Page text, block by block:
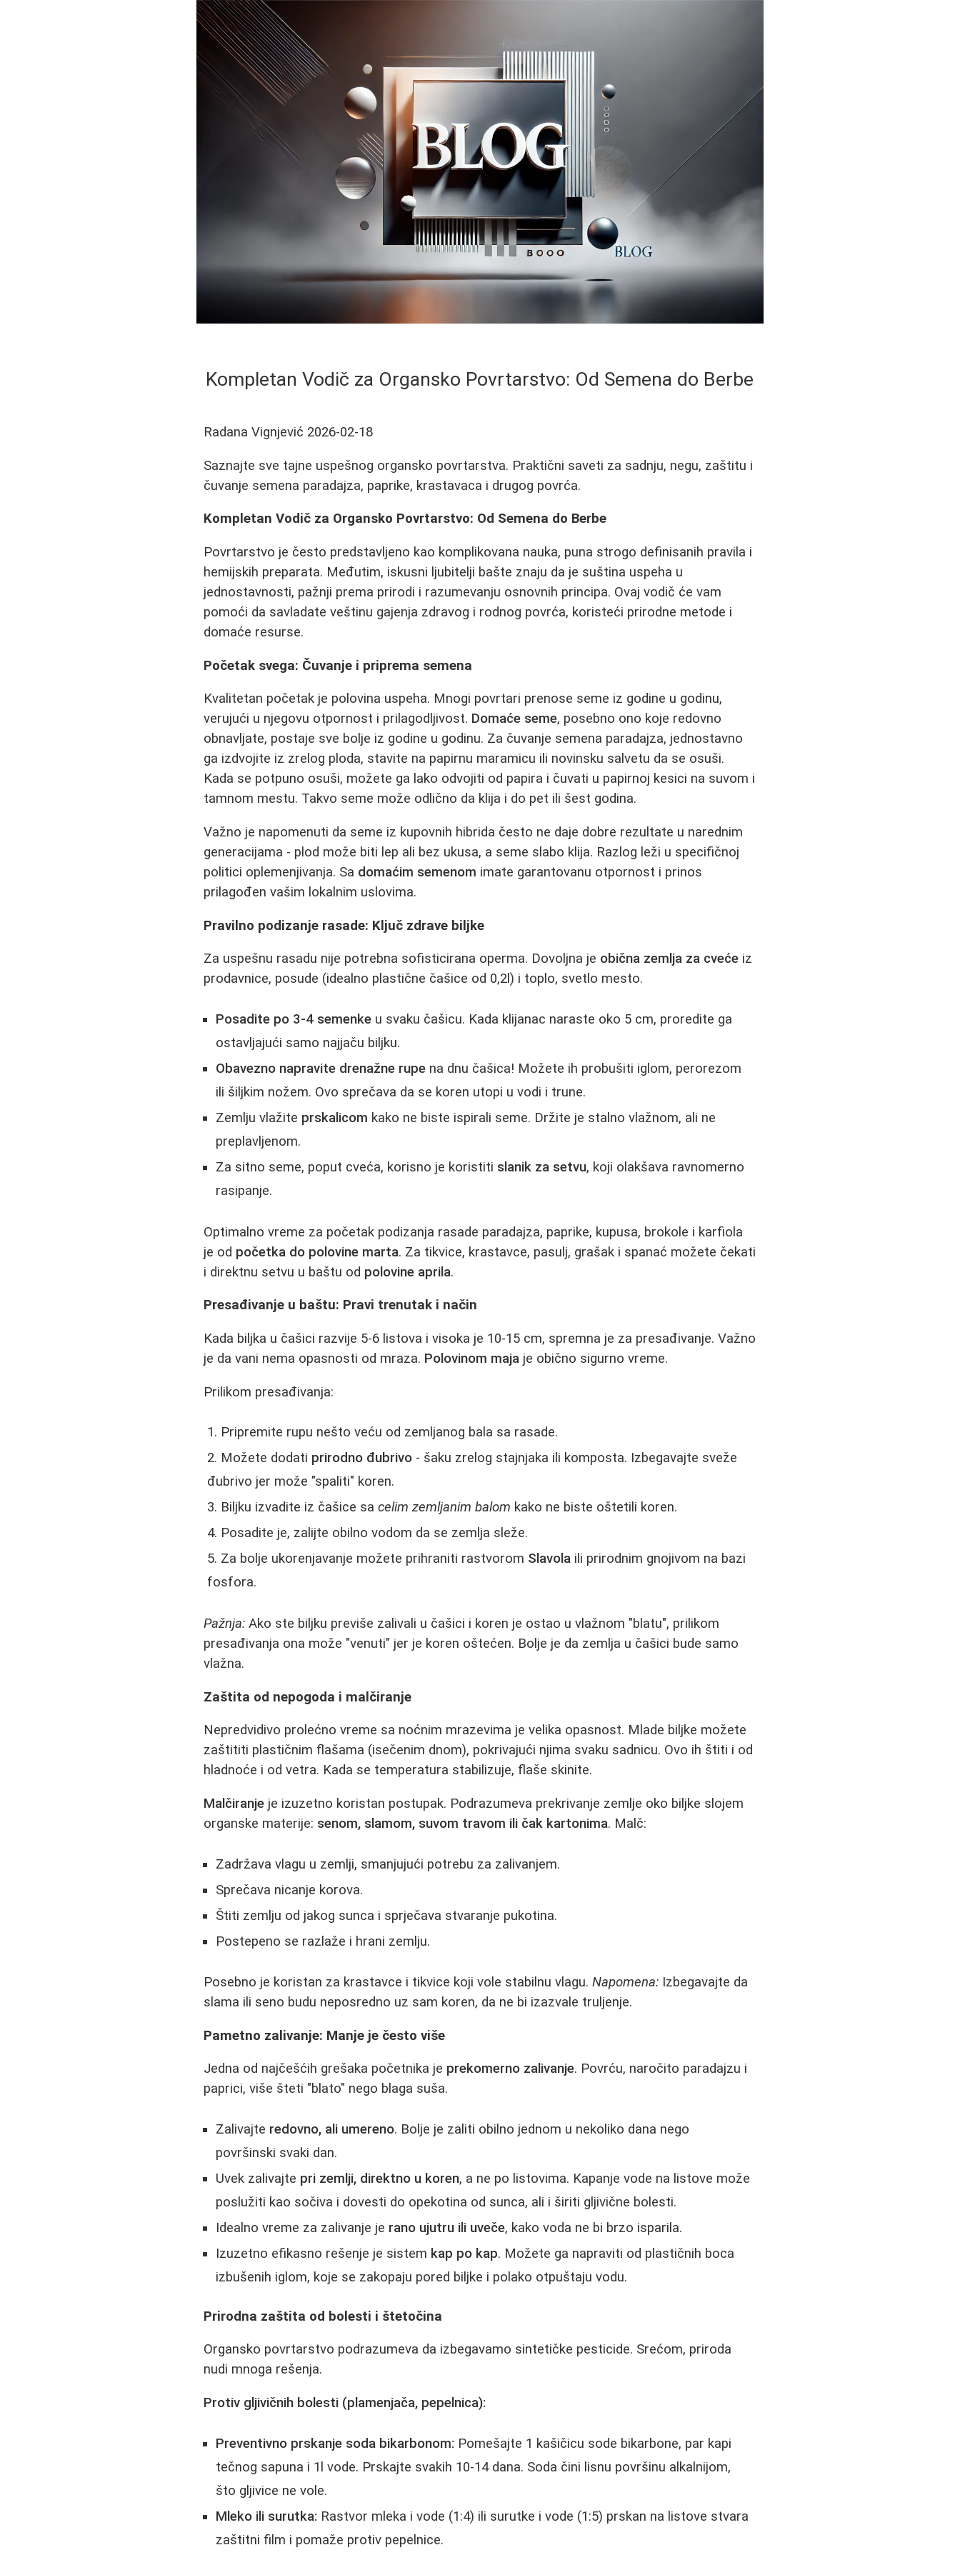
Kompletan Vodič za Organsko Povrtarstvo: Od Semena do Berbe
Radana Vignjević 2026-02-18
Saznajte sve tajne uspešnog organsko povrtarstva. Praktični saveti za sadnju, negu, zaštitu i
čuvanje semena paradajza, paprike, krastavaca i drugog povrća.
Kompletan Vodič za Organsko Povrtarstvo: Od Semena do Berbe
Povrtarstvo je često predstavljeno kao komplikovana nauka, puna strogo definisanih pravila i
hemijskih preparata. Međutim, iskusni ljubitelji bašte znaju da je suština uspeha u
jednostavnosti, pažnji prema prirodi i razumevanju osnovnih principa. Ovaj vodič će vam
pomoći da savladate veštinu gajenja zdravog i rodnog povrća, koristeći prirodne metode i
domaće resurse.
Početak svega: Čuvanje i priprema semena
Kvalitetan početak je polovina uspeha. Mnogi povrtari prenose seme iz godine u godinu,
verujući u njegovu otpornost i prilagodljivost. Domaće seme, posebno ono koje redovno
obnavljate, postaje sve bolje iz godine u godinu. Za čuvanje semena paradajza, jednostavno
ga izdvojite iz zrelog ploda, stavite na papirnu maramicu ili novinsku salvetu da se osuši.
Kada se potpuno osuši, možete ga lako odvojiti od papira i čuvati u papirnoj kesici na suvom i
tamnom mestu. Takvo seme može odlično da klija i do pet ili šest godina.
Važno je napomenuti da seme iz kupovnih hibrida često ne daje dobre rezultate u narednim
generacijama - plod može biti lep ali bez ukusa, a seme slabo klija. Razlog leži u specifičnoj
politici oplemenjivanja. Sa domaćim semenom imate garantovanu otpornost i prinos
prilagođen vašim lokalnim uslovima.
Pravilno podizanje rasade: Ključ zdrave biljke
Za uspešnu rasadu nije potrebna sofisticirana operma. Dovoljna je obična zemlja za cveće iz
prodavnice, posude (idealno plastične čašice od 0,2l) i toplo, svetlo mesto.
Posadite po 3-4 semenke u svaku čašicu. Kada klijanac naraste oko 5 cm, proredite ga
ostavljajući samo najjaču biljku.
Obavezno napravite drenažne rupe na dnu čašica! Možete ih probušiti iglom, perorezom
ili šiljkim nožem. Ovo sprečava da se koren utopi u vodi i trune.
Zemlju vlažite prskalicom kako ne biste ispirali seme. Držite je stalno vlažnom, ali ne
preplavljenom.
Za sitno seme, poput cveća, korisno je koristiti slanik za setvu, koji olakšava ravnomerno
rasipanje.
Optimalno vreme za početak podizanja rasade paradajza, paprike, kupusa, brokole i karfiola
je od početka do polovine marta. Za tikvice, krastavce, pasulj, grašak i spanać možete čekati
i direktnu setvu u baštu od polovine aprila.
Presađivanje u baštu: Pravi trenutak i način
Kada biljka u čašici razvije 5-6 listova i visoka je 10-15 cm, spremna je za presađivanje. Važno
je da vani nema opasnosti od mraza. Polovinom maja je obično sigurno vreme.
Prilikom presađivanja:
Pripremite rupu nešto veću od zemljanog bala sa rasade.
Možete dodati prirodno đubrivo - šaku zrelog stajnjaka ili komposta. Izbegavajte sveže
đubrivo jer može "spaliti" koren.
Biljku izvadite iz čašice sacelim zemljanim balom kako ne biste oštetili koren.
Posadite je, zalijte obilno vodom da se zemlja sleže.
Za bolje ukorenjavanje možete prihraniti rastvorom Slavola ili prirodnim gnojivom na bazi
fosfora.
Pažnja: Ako ste biljku previše zalivali u čašici i koren je ostao u vlažnom "blatu", prilikom
presađivanja ona može "venuti" jer je koren oštećen. Bolje je da zemlja u čašici bude samo
vlažna.
Zaštita od nepogoda i malčiranje
Nepredvidivo prolećno vreme sa noćnim mrazevima je velika opasnost. Mlade biljke možete
zaštititi plastičnim flašama (isečenim dnom), pokrivajući njima svaku sadnicu. Ovo ih štiti i od
hladnoće i od vetra. Kada se temperatura stabilizuje, flaše skinite.
Malčiranje je izuzetno koristan postupak. Podrazumeva prekrivanje zemlje oko biljke slojem
organske materije: senom, slamom, suvom travom ili čak kartonima. Malč:
Zadržava vlagu u zemlji, smanjujući potrebu za zalivanjem.
Sprečava nicanje korova.
Štiti zemlju od jakog sunca i sprječava stvaranje pukotina.
Postepeno se razlaže i hrani zemlju.
Posebno je koristan za krastavce i tikvice koji vole stabilnu vlagu.Napomena: Izbegavajte da
slama ili seno budu neposredno uz sam koren, da ne bi izazvale truljenje.
Pametno zalivanje: Manje je često više
Jedna od najčešćih grešaka početnika je prekomerno zalivanje. Povrću, naročito paradajzu i
paprici, više šteti "blato" nego blaga suša.
Zalivajte redovno, ali umereno. Bolje je zaliti obilno jednom u nekoliko dana nego
površinski svaki dan.
Uvek zalivajte pri zemlji, direktno u koren, a ne po listovima. Kapanje vode na listove može
poslužiti kao sočiva i dovesti do opekotina od sunca, ali i širiti gljivične bolesti.
Idealno vreme za zalivanje je rano ujutru ili uveče, kako voda ne bi brzo isparila.
Izuzetno efikasno rešenje je sistem kap po kap. Možete ga napraviti od plastičnih boca
izbušenih iglom, koje se zakopaju pored biljke i polako otpuštaju vodu.
Prirodna zaštita od bolesti i štetočina
Organsko povrtarstvo podrazumeva da izbegavamo sintetičke pesticide. Srećom, priroda
nudi mnoga rešenja.
Protiv gljivičnih bolesti (plamenjača, pepelnica):
Preventivno prskanje soda bikarbonom: Pomešajte 1 kašičicu sode bikarbone, par kapi
tečnog sapuna i 1l vode. Prskajte svakih 10-14 dana. Soda čini lisnu površinu alkalnijom,
što gljivice ne vole.
Mleko ili surutka: Rastvor mleka i vode (1:4) ili surutke i vode (1:5) prskan na listove stvara
zaštitni film i pomaže protiv pepelnice.